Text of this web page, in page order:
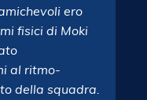
ero
fisici di Moki
al ritmo-
della squadra.